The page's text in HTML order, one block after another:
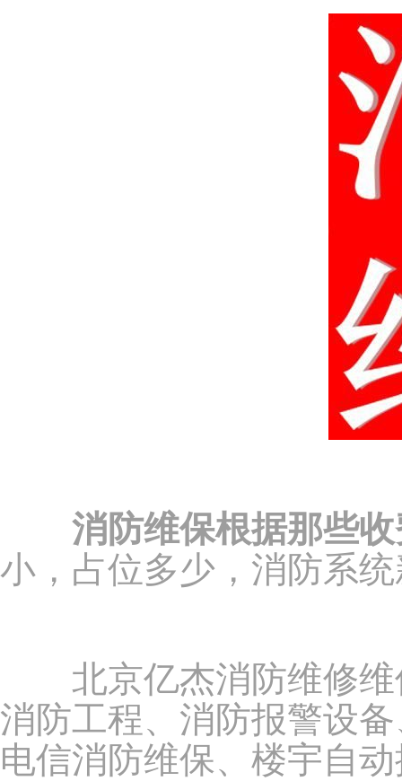
消防维保根据那些
小，占位多少，消防系
北京亿杰消防维修
消防工程、消防报警设
电信消防维保、楼宇自